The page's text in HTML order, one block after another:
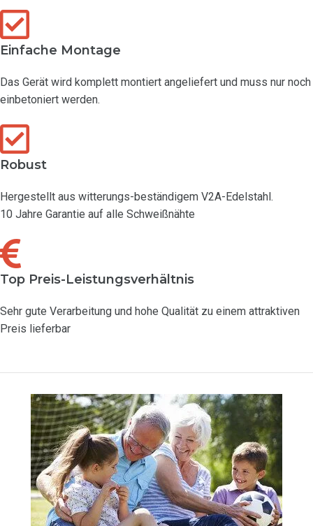
Einfache Montage
Das Gerät wird komplett montiert angeliefert und muss nur noch
einbetoniert werden.
Robust
Hergestellt aus witterungs-beständigem V2A-Edelstahl.
10 Jahre Garantie auf alle Schweißnähte
Top Preis-Leistungsverhältnis
Sehr gute Verarbeitung und hohe Qualität zu einem attraktiven
Preis lieferbar